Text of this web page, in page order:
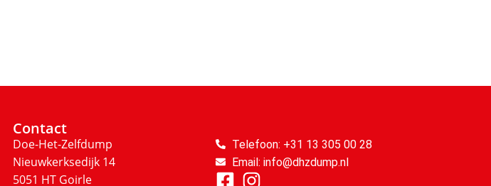
Contact
Doe-Het-Zelfdump
Nieuwkerksedijk 14
5051 HT Goirle
Telefoon: +31 13 305 00 28
Email: info@dhzdump.nl